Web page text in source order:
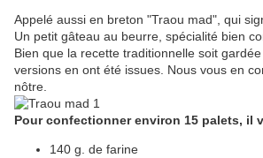
Appelé aussi en breton "Traou mad", qui
Un petit gâteau au beurre, spécialité bien
Bien que la recette traditionnelle soit
versions en ont été issues. Nous vous en
nôtre.
Pour confectionner environ 15 palets, il
140 g. de farine